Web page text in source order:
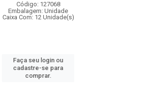
Código: 127068
Embalagem: Unidade
Caixa Com: 12 Unidade(s)
Faça seu login ou
cadastre-se para
comprar.